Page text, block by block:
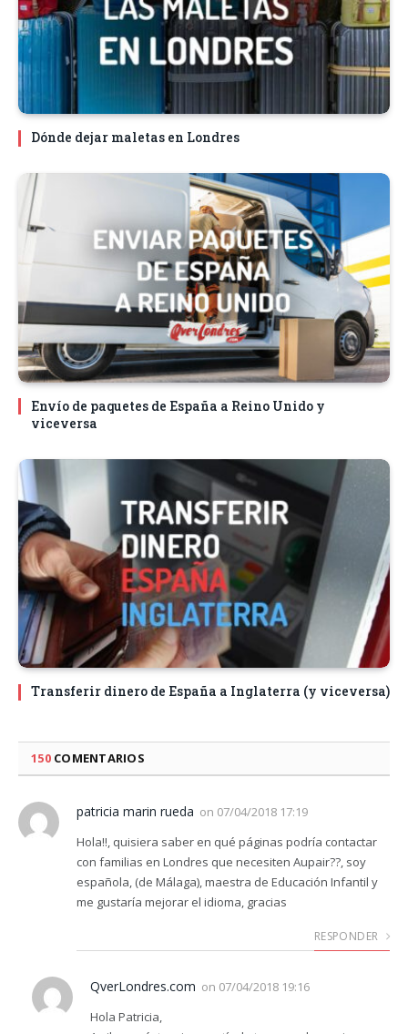
Dónde dejar maletas en Londres
Envío de paquetes de España a Reino Unido y
viceversa
Transferir dinero de España a Inglaterra (y viceversa)
150COMENTARIOS
patricia marin rueda on 07/04/2018 17:19
Hola!!, quisiera saber en qué páginas podría contactar
con familias en Londres que necesiten Aupair??, soy
española, (de Málaga), maestra de Educación Infantil y
me gustaría mejorar el idioma, gracias
RESPONDER
QverLondres.com on 07/04/2018 19:16
Hola Patricia,